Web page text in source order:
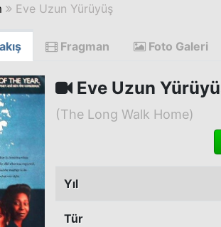
Eve Uzun Yürüyüş
Fragman Foto Galeri
Eve Uzun
(The Long Walk Home)
Yıl
Tür